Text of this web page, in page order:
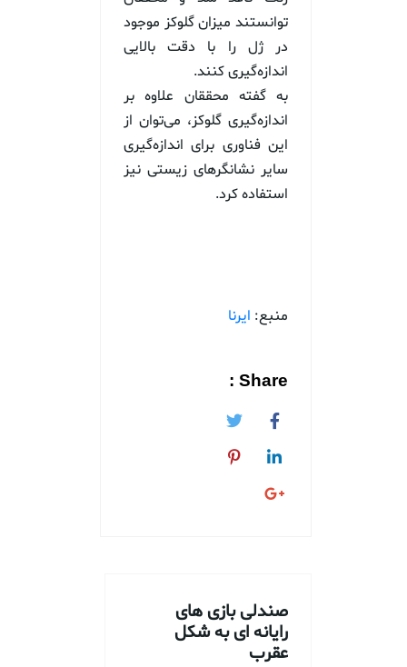
توانستند میزان گلوکز موجود
در ژل را با دقت بالایی
اندازه‌گیری کنند.
به گفته محققان علاوه بر
اندازه‌گیری گلوکز، می‌توان از
این فناوری برای اندازه‌گیری
سایر نشانگرهای زیستی نیز
استفاده کرد.
منبع: ایرنا
Share :
صندلی بازی های
رایانه ای به شکل
عقرب